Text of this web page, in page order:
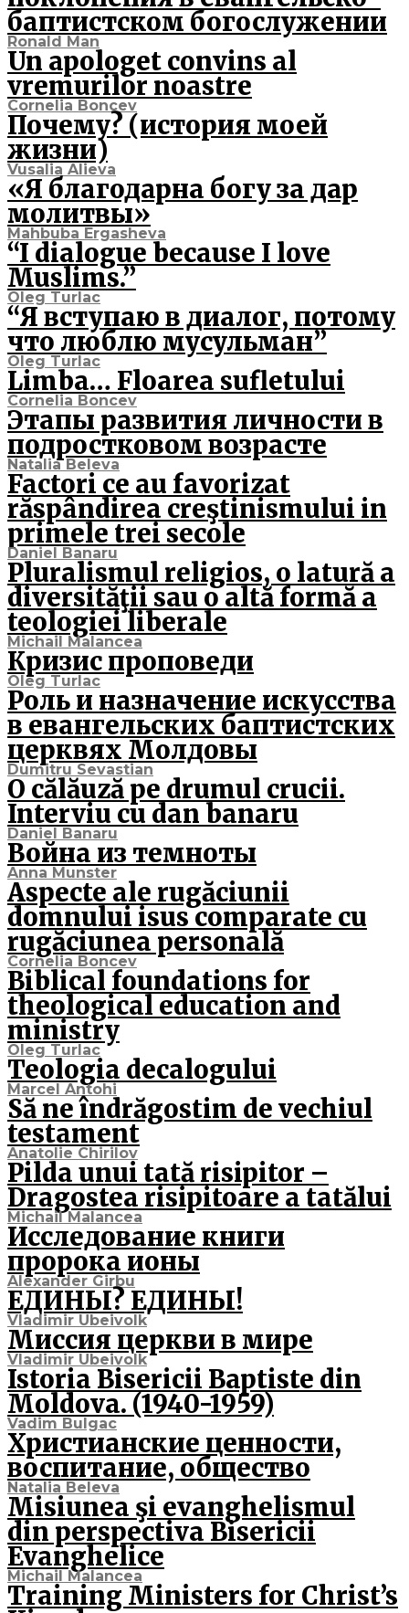
баптистском богослужении
Ronald Man
Un apologet convins al
vremurilor noastre
Cornelia Boncev
Почему? (история моей
жизни)
Vusalia Alieva
«Я благодарна богу за дар
молитвы»
Mahbuba Ergasheva
“I dialogue because I love
Muslims.”
Oleg Turlac
“Я вступаю в диалог, потому
что люблю мусульман”
Oleg Turlac
Limba… Floarea sufletului
Cornelia Boncev
Этапы развития личности в
подростковом возрасте
Natalia Beleva
Factori ce au favorizat
răspândirea creştinismului in
primele trei secole
Daniel Banaru
Pluralismul religios, o latură a
diversităţii sau o altă formă a
teologiei liberale
Michail Malancea
Кризис проповеди
Oleg Turlac
Роль и назначение искусства
в евангельских баптистских
церквях Молдовы
Dumitru Sevastian
O călăuză pe drumul crucii.
Interviu cu dan banaru
Daniel Banaru
Война из темноты
Anna Munster
Aspecte ale rugăciunii
domnului isus comparate cu
rugăciunea personală
Cornelia Boncev
Biblical foundations for
theological education and
ministry
Oleg Turlac
Teologia decalogului
Marcel Antohi
Să ne îndrăgostim de vechiul
testament
Anatolie Chirilov
Pilda unui tată risipitor –
Dragostea risipitoare a tatălui
Michail Malancea
Исследование книги
пророка ионы
Alexander Girbu
ЕДИНЫ? ЕДИНЫ!
Vladimir Ubeivolk
Миссия церкви в мире
Vladimir Ubeivolk
Istoria Bisericii Baptiste din
Moldova. (1940-1959)
Vadim Bulgac
Христианские ценности,
воспитание, общество
Natalia Beleva
Misiunea şi evanghelismul
din perspectiva Bisericii
Evanghelice
Michail Malancea
Training Ministers for Christ’s